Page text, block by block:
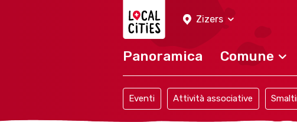
Zizers
Panoramica Comune
Eventi Attività associative